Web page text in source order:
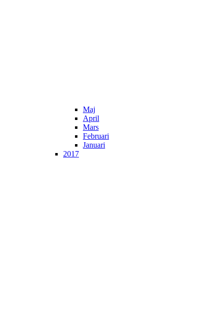
Maj
April
Mars
Februari
Januari
2017